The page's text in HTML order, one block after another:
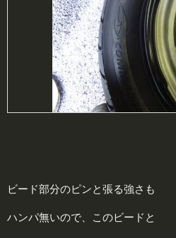
ビード部分のピンと張る強さも
ハンパ無いので、このビードと